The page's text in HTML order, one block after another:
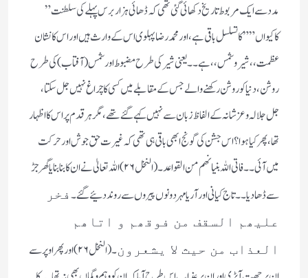
مدد سے ایک مربوط تاریخ دکھائی گئی تھی کہ ڈھائی ہزار برس پہلے کی سلطنت ”
کاکیواں”” کا تسلسل باقی ہے، اور محمد رضا پہلوی اس کے وارث ہیں اور اس کا نشان
عظمت ،، شیر و شمس،، ہے۔۔ یعنی شیر کی طرح مضبوط اور شمس (آفتاب) کی طرح
روشن، دنیا کو روشن رکھنے والے جس کے مقابلے میں کسی کا چراغ نہیں جل سکتا،
جل جلالہ و عز شانہ کے الفاظ زبان سے نہیں کہے گئے تھے، مگر ہر قدم پر اس کا اظہار
تھا، پھر کیا ہوا؟ اس جشن کی گونج ابھی باقی ہی تھی کہ غیرت حق جوش اور حرکت
میں آئی۔۔ فاتی اللہ بنیانھم من القواعد۔ (النخل ۲۶) اللہ تعالیٰ نے ان کا بنا بنایا گھر جڑ
سے ڈھا دیا۔۔ تاج کیانی اور آریا مہر دونوں پیروں سے روند دئیے گئے۔فخر
علیھم السقف من فوقھم و اتاھم
العذاب من حیث لا یشعرون
۔( النخل ۲۶) اور پھر اوپر سے